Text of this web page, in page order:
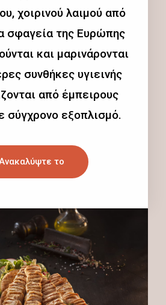
χοιρινού λαιμού από
σφαγεία της Ευρώπης
και μαρινάρονται
συνθήκες υγιεινής
από έμπειρους
σύγχρονο εξοπλισμό.
το